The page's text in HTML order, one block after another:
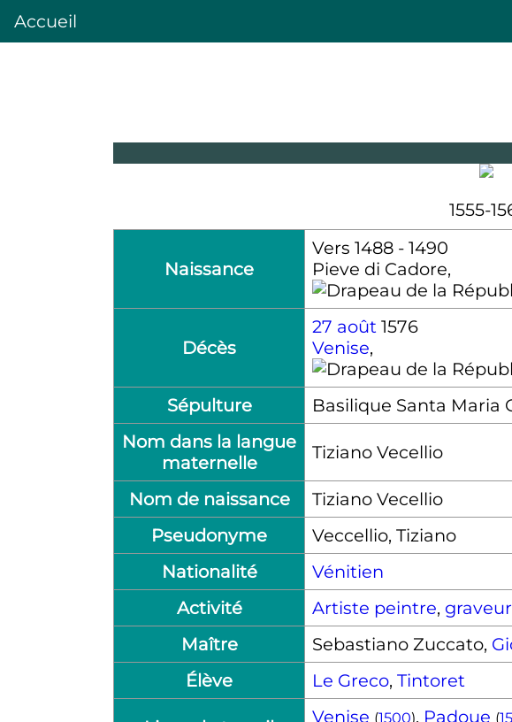
Accueil
1555-
Naissance
Vers 1488 - 1490
Pieve di Cadore,
Décès
27 août 1576
Venise,
Sépulture
Basilique Santa Maria
Nom dans la langue
maternelle
Tiziano Vecellio
Nom de naissance
Tiziano Vecellio
Pseudonyme
Veccellio, Tiziano
Nationalité
Vénitien
Activité
Artiste peintre, graveur
Maître
Sebastiano Zuccato,
Élève
Le Greco, Tintoret
Venise (1500), Padoue (